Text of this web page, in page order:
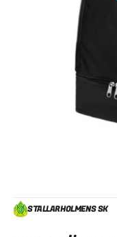
STALLARHOLMENS SK